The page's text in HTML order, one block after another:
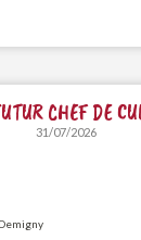
CHEF DE
31/07/2026